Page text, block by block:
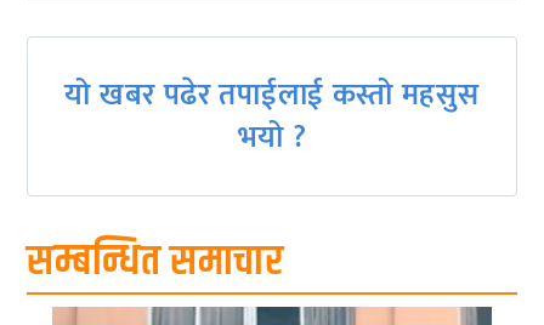
यो खबर पढेर तपाईलाई कस्तो महसुस
भयो ?
सम्बन्धित समाचार